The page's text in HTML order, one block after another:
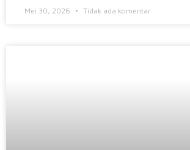
Mei 30, 2026 Tidak ada komentar